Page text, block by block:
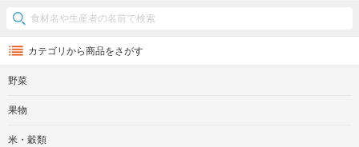
カテゴリから商品をさがす
野菜
果物
米・穀類